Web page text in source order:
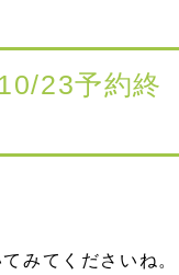
23予約終
みてくださいね。